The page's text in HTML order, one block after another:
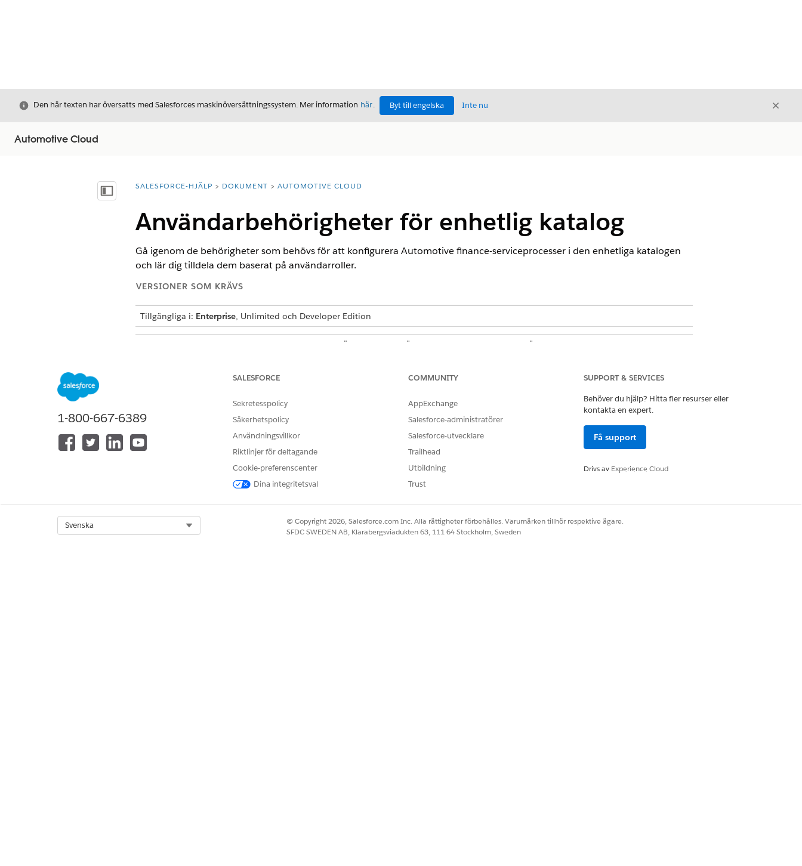
Stäng
Den här texten har översatts med Salesforces maskinöversättningssystem. Mer information här. Byt till engelska Inte nu Stäng
Automotive Cloud
Visa innehållsförteckning
Du är här:
SALESFORCE-HJÄLP DOKUMENT AUTOMOTIVE CLOUD
Användarbehörigheter för enhetlig katalog
Gå igenom de behörigheter som behövs för att konfigurera Automotive finance-serviceprocesser i den enhetliga katalogen
och lär dig tilldela dem baserat på användarroller.
VERSIONER SOM KRÄVS
Tillgängliga i: Enterprise, Unlimited och Developer Edition
BEHÖRIGHETSUPPSÄTTNING ANVÄND
Sammanhangsserviceadministratör
appen Sammanslagen katalog och att ge
servicerepresentanter.
Designer
Agent för enhetlig katalog
Visare av produktkataloghantering
Product Discovery-användare
Ger användare åtkomst att använda och
hantera katalogobjekt och serviceprocesser.
Berätta för oss vad vi kan förbättra!
1-800-667-6389
SALESFORCE
Sekretesspolicy
Säkerhetspolicy
Användningsvillkor
Riktlinjer för deltagande
Cookie-preferenscenter
Dina integritetsval
COMMUNITY
AppExchange
Salesforce-administratörer
Salesforce-utvecklare
Trailhead
Utbildning
Trust
SUPPORT & SERVICES
Behöver du hjälp? Hitta fler resurser eller
kontakta en expert.
Få support
Drivs av Experience Cloud
Svenska
© Copyright 2026, Salesforce.com Inc. Alla rättigheter förbehålles. Varumärken tillhör respektive ägare.
SFDC SWEDEN AB, Klarabergsviadukten 63, 111 64 Stockholm, Sweden